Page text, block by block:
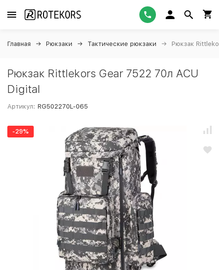
Главная Рюкзаки Тактические рюкзаки Рюкзак
Рюкзак Rittlekors Gear 7522 70л ACU
Digital
Артикул: RG502270L-065
-29%